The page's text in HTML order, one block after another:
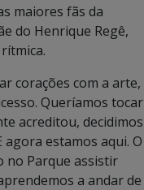
maiores fãs da
do Henrique Regê,
corações com a arte,
Queríamos tocar
acreditou, decidimos
agora estamos aqui. O
no Parque assistir
a andar de